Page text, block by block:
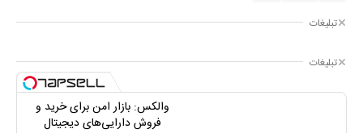
تبلیغات
تبلیغات
والکس: بازار امن برای خرید و
فروش دارایی‌های دیجیتال